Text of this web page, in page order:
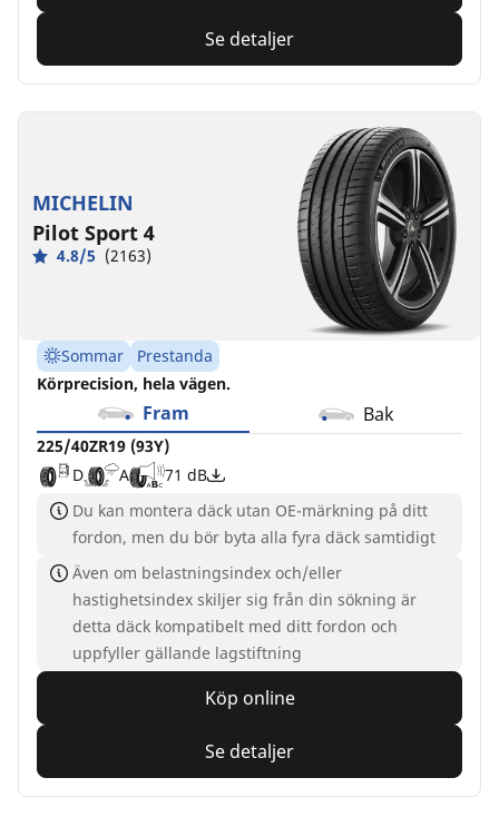
Se detaljer
MICHELIN
Pilot Sport 4
4.8/5 (2163)
Sommar
Prestanda
Körprecision, hela vägen.
Fram Bak
225/40ZR19 (93Y)
D
A 71 dB
Du kan montera däck utan OE-märkning på ditt
fordon, men du bör byta alla fyra däck samtidigt
Även om belastningsindex och/eller
hastighetsindex skiljer sig från din sökning är
detta däck kompatibelt med ditt fordon och
uppfyller gällande lagstiftning
Köp online
Se detaljer